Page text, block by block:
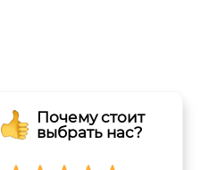
Почему стоит
выбрать нас?